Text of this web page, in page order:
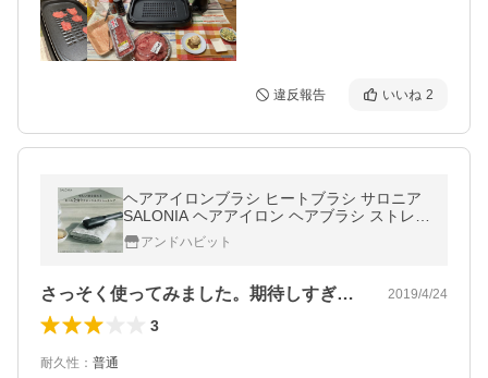
違反報告 いいね 2
ヘアアイロンブラシ ヒートブラシ サロニア
SALONIA ヘアアイロン ヘアブラシ ストレー
ト 友人 家族 女性 プレゼント ストレートア
イロンアンドハビット
さっそく使ってみました。期待しすぎたー。 2019/4/24
3
耐久性 ： 普通